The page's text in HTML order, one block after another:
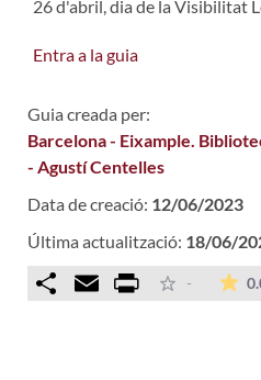
26 d'abril, dia de la Visibilitat
Entra a la guia
Guia creada per:
Barcelona - Eixample.
- Agustí Centelles
Data de creació: 12/06/2023
Última actualització: 18/06/
Comparteix
Email Print -